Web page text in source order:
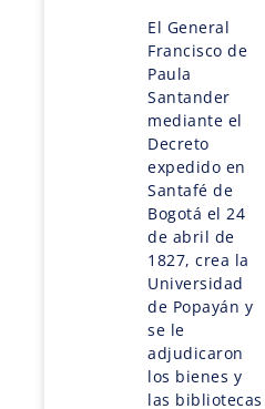
El General
Francisco de
Paula
Santander
mediante el
Decreto
expedido en
Santafé de
Bogotá el 24
de abril de
1827, crea la
Universidad
de Popayán y
se le
adjudicaron
los bienes y
las bibliotecas